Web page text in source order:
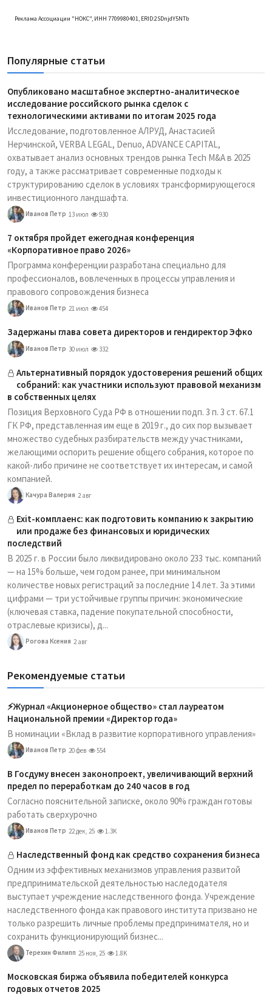
Реклама Ассоциации "НОКС", ИНН 7709980401, ERID:2SDnjdY5NTb
Популярные статьи
Опубликовано масштабное экспертно-аналитическое
исследование российского рынка сделок с
технологическими активами по итогам 2025 года
Исследование, подготовленное АЛРУД, Анастасией
Нерчинской, VERBA LEGAL, Denuo, ADVANCE CAPITAL,
охватывает анализ основных трендов рынка Tech M&A в 2025
году, а также рассматривает современные подходы к
структурированию сделок в условиях трансформирующегося
инвестиционного ландшафта.
Иванов Петр 13 июл 930
7 октября пройдет ежегодная конференция
«Корпоративное право 2026»
Программа конференции разработана специально для
профессионалов, вовлеченных в процессы управления и
правового сопровождения бизнеса
Иванов Петр 21 июл 454
Задержаны глава совета директоров и гендиректор Эфко
Иванов Петр 30 июл 332
Альтернативный порядок удостоверения решений общих
собраний: как участники используют правовой механизм
в собственных целях
Позиция Верховного Суда РФ в отношении подп. 3 п. 3 ст. 67.1
ГК РФ, представленная им еще в 2019 г., до сих пор вызывает
множество судебных разбирательств между участниками,
желающими оспорить решение общего собрания, которое по
какой-либо причине не соответствует их интересам, и самой
компанией.
Качура Валерия 2 авг
Exit-комплаенс: как подготовить компанию к закрытию
или продаже без финансовых и юридических
последствий
В 2025 г. в России было ликвидировано около 233 тыс. компаний
— на 15% больше, чем годом ранее, при минимальном
количестве новых регистраций за последние 14 лет. За этими
цифрами — три устойчивые группы причин: экономические
(ключевая ставка, падение покупательной способности,
отраслевые кризисы), д...
Рогова Ксения 2 авг
Рекомендуемые статьи
⚡️Журнал «Акционерное общество» стал лауреатом
Национальной премии «Директор года»
В номинации «Вклад в развитие корпоративного управления»
Иванов Петр 20 фев 554
В Госдуму внесен законопроект, увеличивающий верхний
предел по переработкам до 240 часов в год
Согласно пояснительной записке, около 90% граждан готовы
работать сверхурочно
Иванов Петр 22 дек, 25 1.3K
Наследственный фонд как средство сохранения бизнеса
Одним из эффективных механизмов управления развитой
предпринимательской деятельностью наследодателя
выступает учреждение наследственного фонда. Учреждение
наследственного фонда как правового института призвано не
только разрешить личные проблемы предпринимателя, но и
сохранить функционирующий бизнес...
Терехин Филипп 25 ноя, 25 1.8K
Московская биржа объявила победителей конкурса
годовых отчетов 2025